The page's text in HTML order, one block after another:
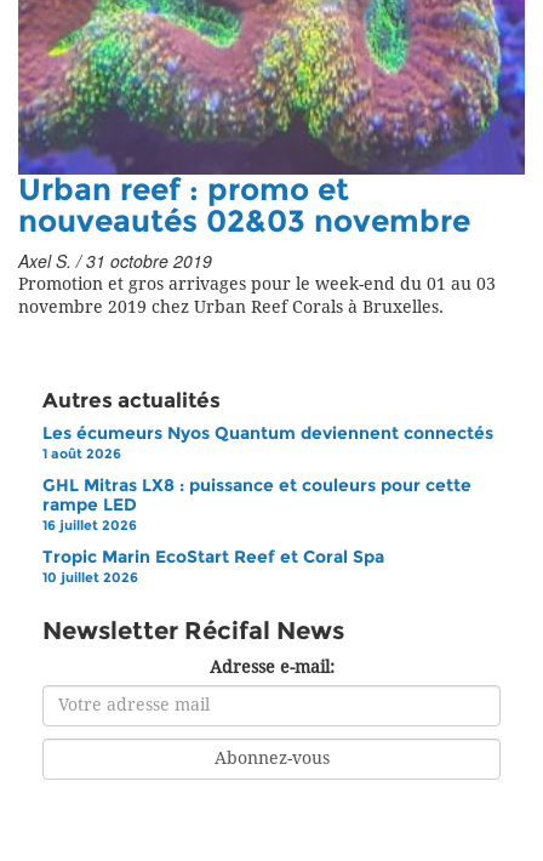
Urban reef : promo et
nouveautés 02&03 novembre
Axel S. / 31 octobre 2019
Promotion et gros arrivages pour le week-end du 01 au 03
novembre 2019 chez Urban Reef Corals à Bruxelles.
Autres actualités
Les écumeurs Nyos Quantum deviennent connectés
1 août 2026
GHL Mitras LX8 : puissance et couleurs pour cette
rampe LED
16 juillet 2026
Tropic Marin EcoStart Reef et Coral Spa
10 juillet 2026
Newsletter Récifal News
Adresse e-mail: